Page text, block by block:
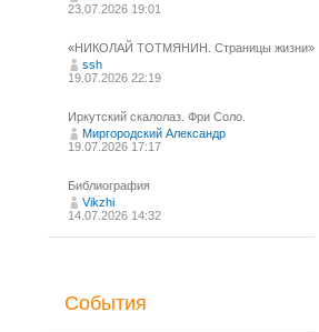
23.07.2026 19:01
«НИКОЛАЙ ТОТМЯНИН. Страницы жизни»
ssh
19.07.2026 22:19
Иркутский скалолаз. Фри Соло.
Миргородский Александр
19.07.2026 17:17
Библиография
Vikzhi
14.07.2026 14:32
События